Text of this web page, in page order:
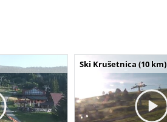
Ski Krušetnica (10 km)